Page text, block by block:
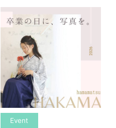
Event